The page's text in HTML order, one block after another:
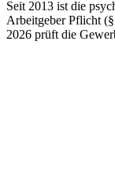
Seit 2013 ist die
Arbeitgeber Pflicht
2026 prüft die